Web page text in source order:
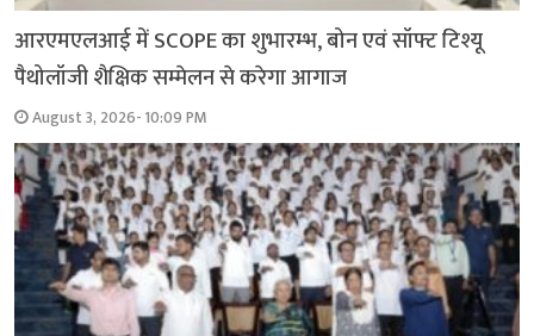
आरएमएलआई में SCOPE का शुभारम्भ, बोन एवं सॉफ्ट टिश्यू
पैथोलॉजी शैक्षिक सम्मेलन से करेगा आगाज
August 3, 2026- 10:09 PM